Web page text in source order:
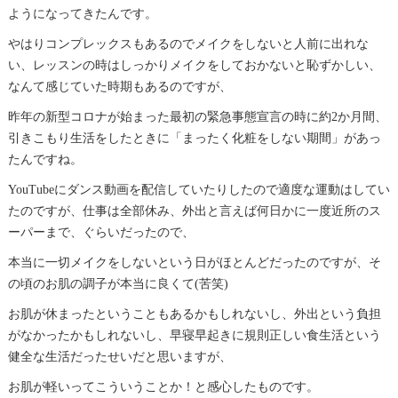
ようになってきたんです。
やはりコンプレックスもあるのでメイクをしないと人前に出れな
い、レッスンの時はしっかりメイクをしておかないと恥ずかしい、
なんて感じていた時期もあるのですが、
昨年の新型コロナが始まった最初の緊急事態宣言の時に約2か月間、
引きこもり生活をしたときに「まったく化粧をしない期間」があっ
たんですね。
YouTubeにダンス動画を配信していたりしたので適度な運動はしてい
たのですが、仕事は全部休み、外出と言えば何日かに一度近所のス
ーパーまで、ぐらいだったので、
本当に一切メイクをしないという日がほとんどだったのですが、そ
の頃のお肌の調子が本当に良くて(苦笑)
お肌が休まったということもあるかもしれないし、外出という負担
がなかったかもしれないし、早寝早起きに規則正しい食生活という
健全な生活だったせいだと思いますが、
お肌が軽いってこういうことか！と感心したものです。